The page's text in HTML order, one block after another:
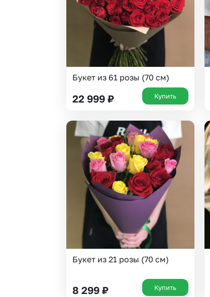
Букет из 61 розы (70 см)
22 999 ₽ Купить
Букет из 21 розы (70 см)
8 299 ₽ Купить